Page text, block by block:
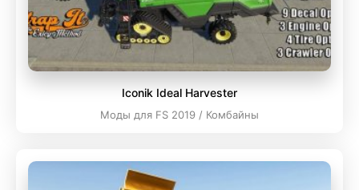
Iconik Ideal Harvester
Моды для FS 2019 / Комбайны